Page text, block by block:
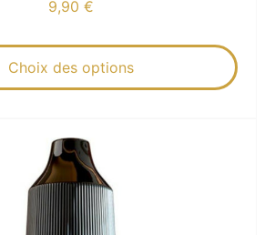
9,90 €
Choix des options